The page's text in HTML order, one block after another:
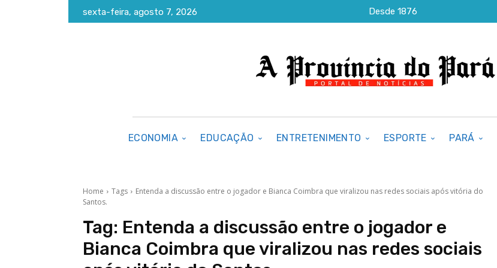
sexta-feira, agosto 7, 2026 Desde 1876
ECONOMIA EDUCAÇÃO ENTRETENIMENTO ESPORTE PARÁ
Home Tags
Entenda a discussão entre o jogador e Bianca Coimbra que viralizou nas redes sociais após vitória do
Santos.
Tag: Entenda a discussão entre o jogador e
Bianca Coimbra que viralizou nas redes sociais